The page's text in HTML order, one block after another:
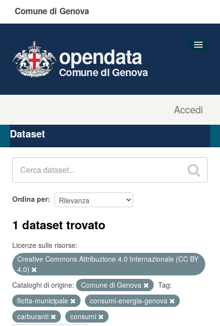
Comune di Genova
Accedi
opendata
Comune di Genova
Organizzazioni
Gruppi
Dataset
Ordina per
1 dataset trovato
Licenze sulle risorse:
Creative Commons Attribuzione 4.0 Internazionale (CC BY
4.0)
Cataloghi di origine:
Comune di Genova
Tag:
flotta-municipale
consumi-energia-genova
carburanti
consumi